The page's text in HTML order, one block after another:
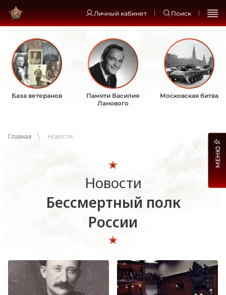
Личный кабинет Поиск
База ветеранов
Памяти Василия
Ланового
Московская битва
Главная Новости
Новости
Бессмертный полк
России
МЕНЮ